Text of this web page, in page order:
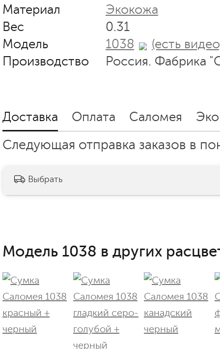
Материал
Экокожа
Вес
0.31
Модель
1038
(есть
Производство
Россия. Фабрика
Доставка Оплата Саломея
Следующая отправка заказов в
Выбрать
Модель 1038 в других